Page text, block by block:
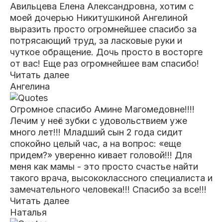
Авильцева Елена Александровна, хотим с
моей дочерью Никитушкиной Ангелиной
выразить просто огромнейшее спасибо за
потрясающий труд, за ласковые руки и
чуткое обращение. Дочь просто в восторге
от вас! Еще раз огромнейшее вам спасибо!
Читать далее
Ангелина
Огромное спасибо Амине Магомедовне!!!!
Лечим у неё зубки с удовольствием уже
много лет!!! Младший сын 2 года сидит
спокойно целый час, а на вопрос: «еще
придем?» уверенно кивает головой!!! Для
меня как мамы - это просто счастье найти
такого врача, высококлассного специалиста и
замечательного человека!!! Спасибо за все!!!
Читать далее
Наталья